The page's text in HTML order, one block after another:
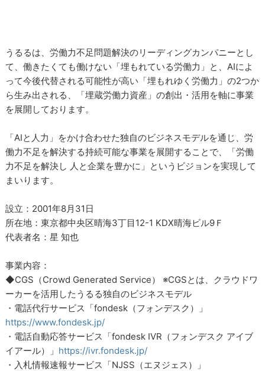
うるるは、労働力不足問題解決のリーディングカンパニーとし
て、働きたくても働けない「埋もれている労働力」と、AIによ
って今後代替される可能性が高い「埋もれゆく労働力」の2つか
ら生み出される、「埋蔵労働力資産」の創出・活用を軸に事業
を展開しております。
「AIと人力」をかけ合わせた独自のビジネスモデルを通じ、労
働力不足を解決する持続可能な事業を展開することで、「労働
力不足を解決し 人と企業を豊かに」というビジョンを実現して
まいります。
設立：2001年8月31日
所在地：東京都中央区晴海3丁目12-1 KDX晴海ビル9Ｆ
代表者名：星 知也
事業内容：
◆CGS（Crowd Generated Service） ※CGSとは、クラウドワ
ーカーを活用したうるる独自のビジネスモデル
・電話代行サービス「fondesk（フォンデスク）」
https://www.fondesk.jp/
・電話自動応答サービス「fondesk IVR（フォンデスク アイブ
イアール）」 https://ivr.fondesk.jp/
・入札情報速報サービス「NJSS（エヌジェス）」